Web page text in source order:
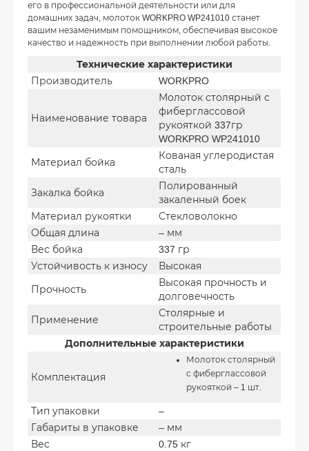
его в профессиональной деятельности или для
домашних задач, молоток WORKPRO WP241010 станет
вашим незаменимым помощником, обеспечивая высокое
качество и надежность при выполнении любой работы.
Технические характеристики
Производитель
WORKPRO
Наименование товара
Молоток столярный с
фиберглассовой
рукояткой 337гр
WORKPRO WP241010
Материал бойка
Кованая углеродистая
сталь
Закалка бойка
Полированный
закаленный боек
Материал рукоятки
Стекловолокно
Общая длина
– мм
Вес бойка
337 гр
Устойчивость к износу
Высокая
Прочность
Высокая прочность и
долговечность
Применение
Столярные и
строительные работы
Дополнительные характеристики
Комплектация
Молоток столярный
с фиберглассовой
рукояткой – 1 шт.
Тип упаковки
–
Габариты в упаковке
– мм
Вес
0.75 кг